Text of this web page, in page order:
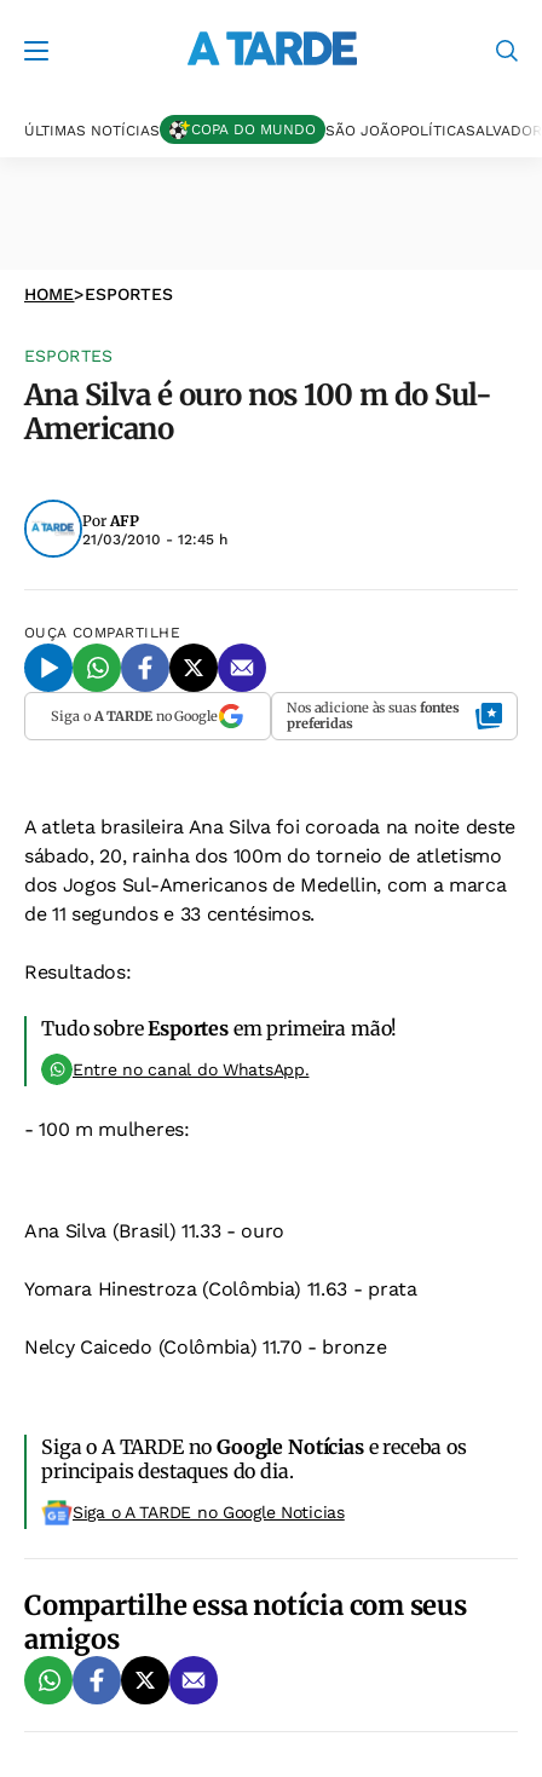
ÚLTIMAS NOTÍCIAS COPA DO MUNDO SÃO JOÃOPOLÍTICASALVADOR
HOME>ESPORTES
ESPORTES
Ana Silva é ouro nos 100 m do Sul-
Americano
PorAFP
21/03/2010 - 12:45 h
OUÇA COMPARTILHE
Siga o A TARDEno Google Nos adicione às suas fontes
preferidas
A atleta brasileira Ana Silva foi coroada na noite deste
sábado, 20, rainha dos 100m do torneio de atletismo
dos Jogos Sul-Americanos de Medellin, com a marca
de 11 segundos e 33 centésimos.
Resultados:
Tudo sobreEsportesem primeira mão!
Entre no canal do WhatsApp.
- 100 m mulheres:
Ana Silva (Brasil) 11.33 - ouro
Yomara Hinestroza (Colômbia) 11.63 - prata
Nelcy Caicedo (Colômbia) 11.70 - bronze
Siga o A TARDE noGoogle Notíciase receba os
principais destaques do dia.
Siga o A TARDE no Google Noticias
Compartilhe essa notícia com seus
amigos